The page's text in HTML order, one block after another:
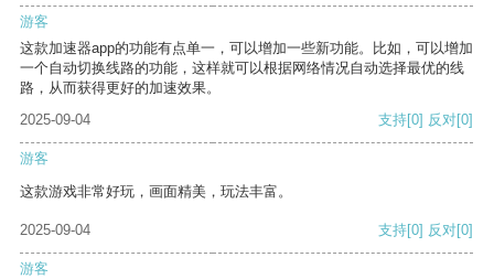
游客
这款加速器app的功能有点单一，可以增加一些新功能。比如，可以增加
一个自动切换线路的功能，这样就可以根据网络情况自动选择最优的线
路，从而获得更好的加速效果。
2025-09-04
支持[0] 反对[0]
游客
这款游戏非常好玩，画面精美，玩法丰富。
2025-09-04 支持[0] 反对[0]
游客